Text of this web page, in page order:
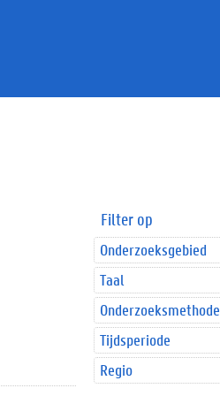
Filter op
Onderzoeksgebied
Taal
Onderzoeksmethode
Tijdsperiode
Regio